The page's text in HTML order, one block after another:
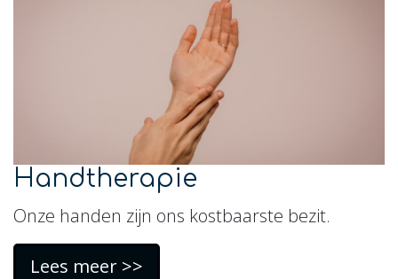
Handtherapie
Onze handen zijn ons kostbaarste bezit.
Lees meer >>